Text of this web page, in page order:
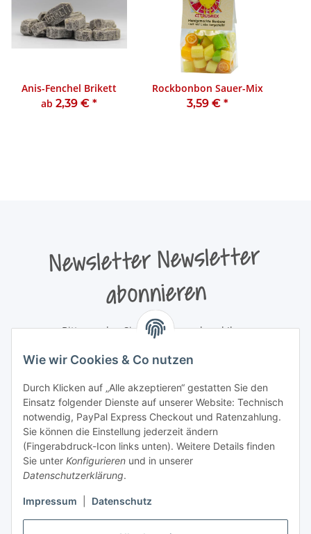
Wie wir Cookies & Co nutzen
Durch Klicken auf „Alle akzeptieren“ gestatten Sie den
Einsatz folgender Dienste auf unserer Website: Technisch
notwendig, PayPal Express Checkout und Ratenzahlung.
Sie können die Einstellung jederzeit ändern
(Fingerabdruck-Icon links unten). Weitere Details finden
Sie unter Konfigurieren und in unserer
Datenschutzerklärung.
Impressum Datenschutz
Anis-Fenchel Brikett
ab 2,39 € *
Rockbonbon Sauer-Mix
3,59 € *
Newsletter Newsletter
abonnieren
Bitte senden Sie mir entsprechend Ihrer
Informationen zu Ihrem Produktsortiment per E-Mail zu.
Newsletter abonnieren
Newsletter Newsletter abonnieren
Informationen
Gesetzliche Informationen